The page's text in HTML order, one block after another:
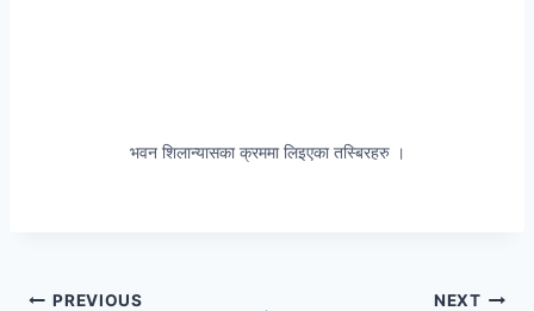
भवन शिलान्यासका क्रममा लिइएका तस्बिरहरु ।
PREVIOUS NEXT